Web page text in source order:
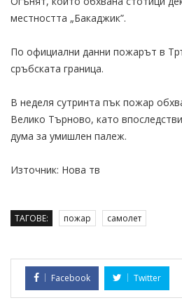
местността „Бакаджик”.
По официални данни пожарът в
сръбската граница.
В неделя сутринта пък пожар
Велико Търново, като
дума за умишлен палеж.
Източник: Нова тв
ТАГОВЕ: пожар самолет
Facebook Twitter